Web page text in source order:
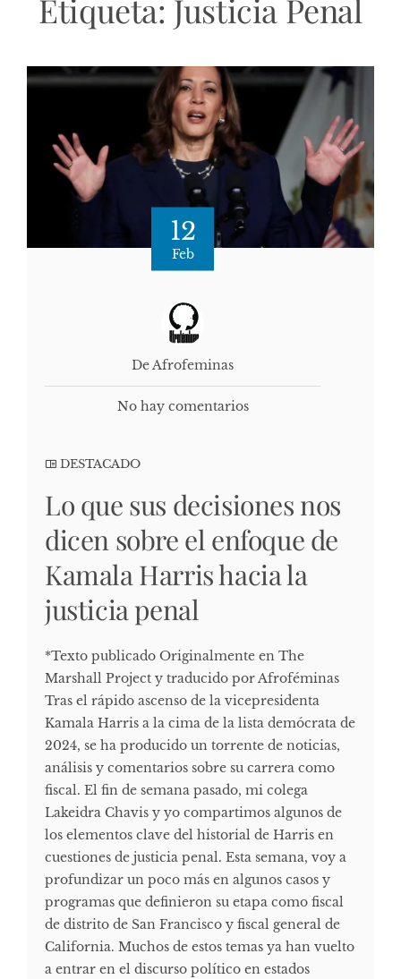
Etiqueta: Justicia Penal
12
Feb
De Afrofeminas
No hay comentarios
DESTACADO
Lo que sus decisiones nos
dicen sobre el enfoque de
Kamala Harris hacia la
justicia penal
*Texto publicado Originalmente en The
Marshall Project y traducido por Afroféminas
Tras el rápido ascenso de la vicepresidenta
Kamala Harris a la cima de la lista demócrata de
2024, se ha producido un torrente de noticias,
análisis y comentarios sobre su carrera como
fiscal. El fin de semana pasado, mi colega
Lakeidra Chavis y yo compartimos algunos de
los elementos clave del historial de Harris en
cuestiones de justicia penal. Esta semana, voy a
profundizar un poco más en algunos casos y
programas que definieron su etapa como fiscal
de distrito de San Francisco y fiscal general de
California. Muchos de estos temas ya han vuelto
a entrar en el discurso político en estados